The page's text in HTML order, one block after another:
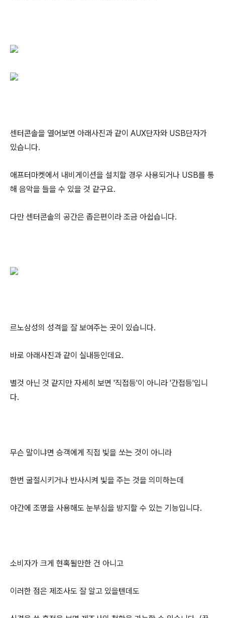
센터콘솔을 열어보면 아래사진과 같이 AUX단자와 USB단자가
있습니다.
애프터마켓에서 내비게이션을 설치할 경우 사용되거나 USB를 통
해 음악을 들을 수 있을 것 같구요.
다만 센터콘솔의 공간은 좁은편이라 조금 아쉽습니다.
르노삼성의 성격을 잘 보여주는 곳이 있습니다.
바로 아래사진과 같이 실내등인데요.
별것 아닌 것 같지만 자세히 보면 '직접등'이 아니라 '간접등'입니
다.
무슨 말이냐면 승객에게 직접 빛을 쏘는 것이 아니라
한번 굴절시키거나 반사시켜 빛을 주는 것을 의미하는데
야간에 조명을 사용해도 눈부심을 방지할 수 있는 기능입니다.
소비자가 크게 현혹될만한 건 아니고
이러한 점은 제조사도 잘 알고 있을텐데도